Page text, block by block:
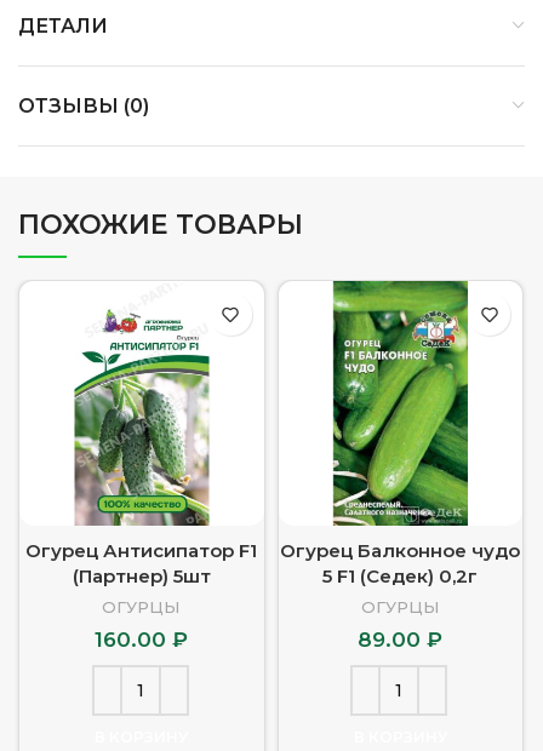
ДЕТАЛИ
ОТЗЫВЫ (0)
ПОХОЖИЕ ТОВАРЫ
Огурец Антисипатор F1
(Партнер) 5шт
ОГУРЦЫ
160.00₽
Огурец Балконное чудо
5 F1 (Седек) 0,2г
ОГУРЦЫ
89.00₽